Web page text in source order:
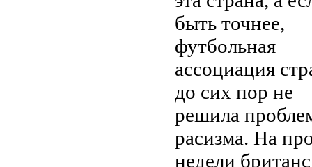
быть точнее,
футбольная
ассоциация
до сих пор не
решила
расизма. На
недели